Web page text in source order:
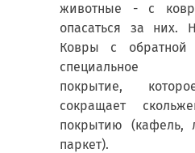
животные - с
опасаться за них.
Ковры с обратной
специальное
покрытие,
сокращает
покрытию (кафель,
паркет).